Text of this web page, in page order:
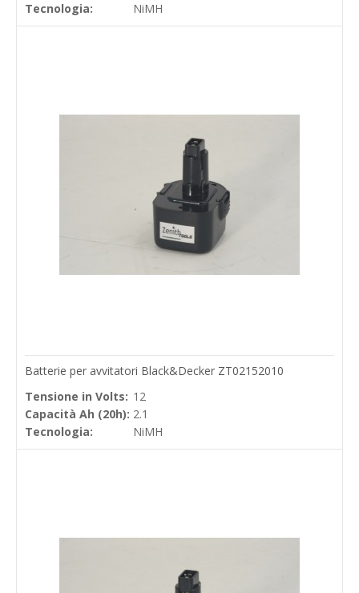
Tecnologia:
NiMH
Batterie per avvitatori Black&Decker ZT02152010
Tensione in Volts: 12
Capacità Ah (20h): 2.1
Tecnologia:
NiMH